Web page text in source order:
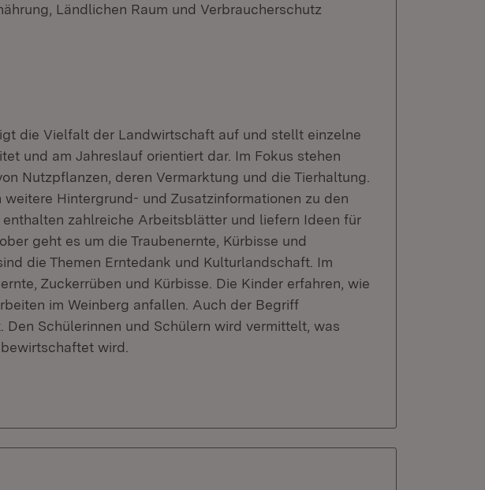
Ländlichen Raum und Verbraucherschutz
die Vielfalt der Landwirtschaft auf und stellt einzelne
und am Jahreslauf orientiert dar. Im Fokus stehen
Nutzpflanzen, deren Vermarktung und die Tierhaltung.
Hintergrund- und Zusatzinformationen zu den
zahlreiche Arbeitsblätter und liefern Ideen für
geht es um die Traubenernte, Kürbisse und
die Themen Erntedank und Kulturlandschaft. Im
Zuckerrüben und Kürbisse. Die Kinder erfahren, wie
im Weinberg anfallen. Auch der Begriff
Schülerinnen und Schülern wird vermittelt, was
wird.